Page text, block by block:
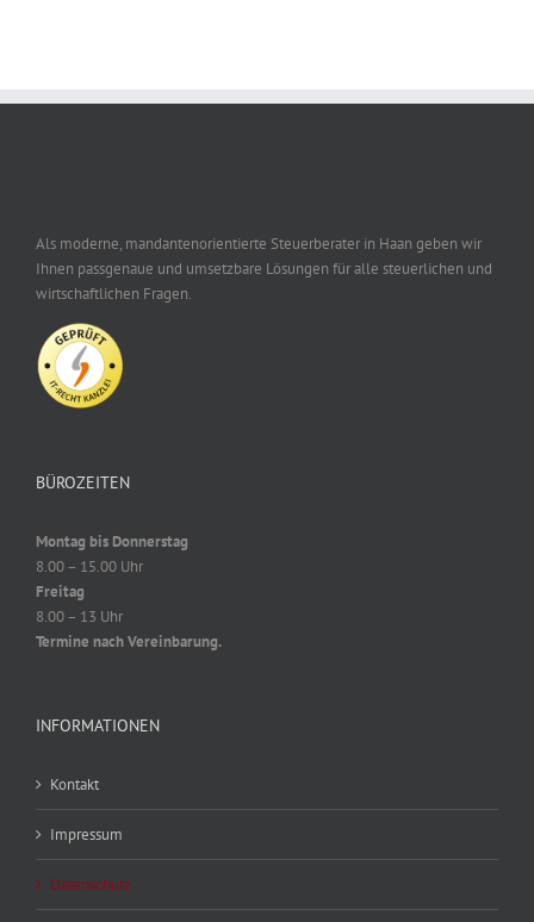
Als moderne, mandantenorientierte Steuerberater in Haan geben wir
Ihnen passgenaue und umsetzbare Lösungen für alle steuerlichen und
wirtschaftlichen Fragen.
BÜROZEITEN
Montag bis Donnerstag
8.00 – 15.00 Uhr
Freitag
8.00 – 13 Uhr
Termine nach Vereinbarung.
INFORMATIONEN
Kontakt
Impressum
Datenschutz